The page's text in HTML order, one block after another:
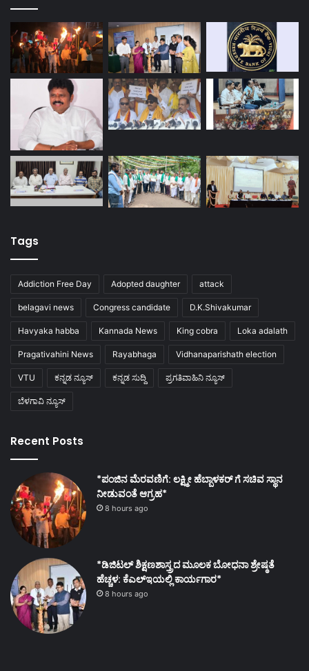
Tags
Addiction Free Day Adopted daughter attack
belagavi news Congress candidate D.K.Shivakumar
Havyaka habba Kannada News King cobra Loka adalath
Pragativahini News Rayabhaga Vidhanaparishath election
VTU ಕನ್ನಡ ನ್ಯೂಸ್ ಕನ್ನಡ ಸುದ್ದಿ ಪ್ರಗತಿವಾಹಿನಿ ನ್ಯೂಸ್
ಬೆಳಗಾವಿ ನ್ಯೂಸ್
Recent Posts
*ಪಂಜಿನ ಮೆರವಣಿಗೆ: ಲಕ್ಷ್ಮೀ ಹೆಬ್ಬಾಳಕರ್ ಗೆ ಸಚಿವ ಸ್ಥಾನ
ನೀಡುವಂತೆ ಆಗ್ರಹ*
8 hours ago
*ಡಿಜಿಟಲ್ ಶಿಕ್ಷಣಶಾಸ್ತ್ರದ ಮೂಲಕ ಬೋಧನಾ ಶ್ರೇಷ್ಠತೆ
ಹೆಚ್ಚಳ: ಕೆಎಲ್ಇಯಲ್ಲಿ ಕಾರ್ಯಗಾರ*
8 hours ago